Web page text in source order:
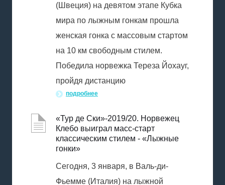
(Швеция) на девятом этапе Кубка
мира по лыжным гонкам прошла
женская гонка с массовым стартом
на 10 км свободным стилем.
Победила норвежка Тереза Йохауг,
пройдя дистанцию
подробнее
«Тур де Ски»-2019/20. Норвежец
Клебо выиграл масс-старт
классическим стилем - «Лыжные
гонки»
Сегодня, 3 января, в Валь-ди-
Фьемме (Италия) на лыжной